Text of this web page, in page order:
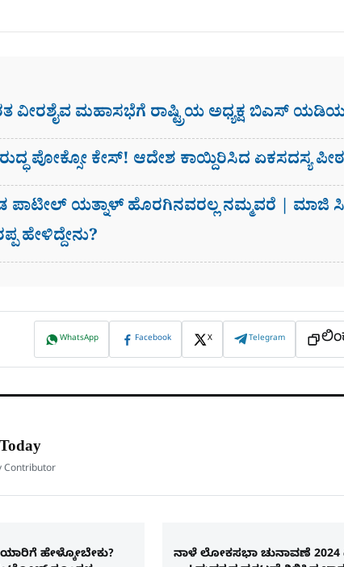
ವೀರಶೈವ ಮಹಾಸಭೆಗೆ ರಾಷ್ಟ್ರಿಯ ಅಧ್ಯಕ್ಷ ಬಿಎಸ್
ಪೋಕ್ಸೋ ಕೇಸ್​! ಆದೇಶ ಕಾಯ್ದಿರಿಸಿದ ಏಕಸದಸ್ಯ
ಯತ್ನಾಳ್‌ ಹೊರಗಿನವರಲ್ಲ ನಮ್ಮವರೆ | ಮಾಜಿ
ಹೇಳಿದ್ದೇನು?
WhatsApp Facebook X Telegram
Contributor
ಹೇಳ್ಕೋಬೇಕು?
ನಾಳೆ ಲೋಕಸಭಾ ಚುನಾವಣೆ